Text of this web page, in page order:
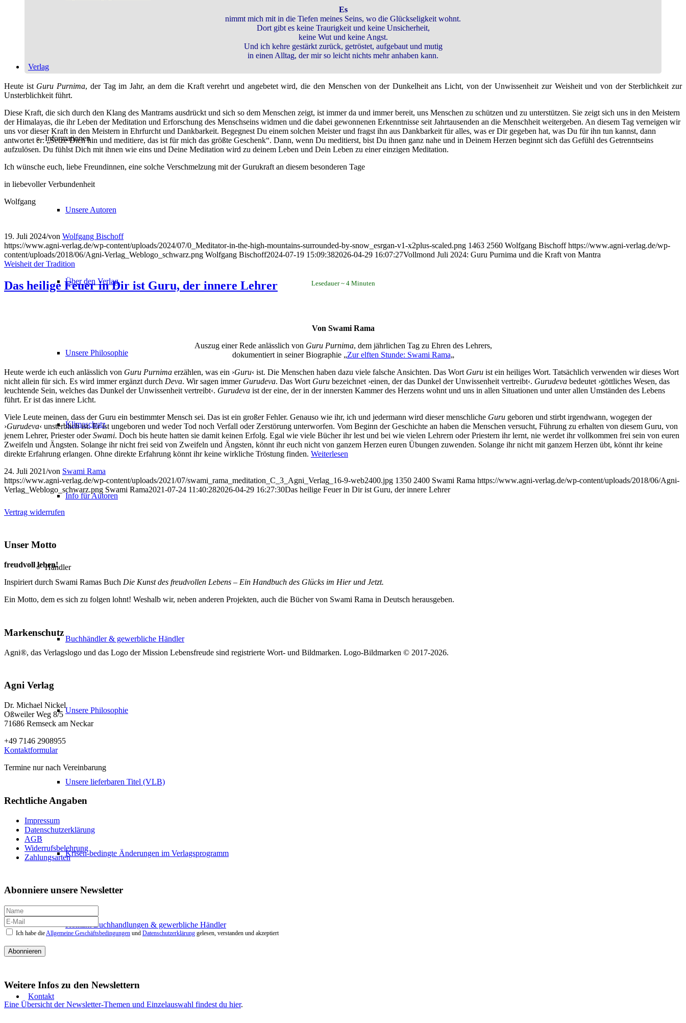
Verlag
Informationen
Unsere Autoren
Über den Verlag
Unsere Philosophie
Klimaschutz
Info für Autoren
Händler
Buchhändler & gewerbliche Händler
Unsere Philosophie
Unsere lieferbaren Titel (VLB)
Krisen-bedingte Änderungen im Verlagsprogramm
Kontakt Buchhandlungen & gewerbliche Händler
Kontakt
Es
nimmt mich mit in die Tiefen meines Seins, wo die Glückseligkeit wohnt.
Dort gibt es keine Traurigkeit und keine Unsicherheit,
keine Wut und keine Angst.
Und ich kehre gestärkt zurück, getröstet, aufgebaut und mutig
in einen Alltag, der mir so leicht nichts mehr anhaben kann.
Heute ist Guru Purnima, der Tag im Jahr, an dem die Kraft verehrt und angebetet wird, die den Menschen von der Dunkelheit ans Licht, von der Unwissenheit zur Weisheit und von der Sterblichkeit zur
Unsterblichkeit führt.
Diese Kraft, die sich durch den Klang des Mantrams ausdrückt und sich so dem Menschen zeigt, ist immer da und immer bereit, uns Menschen zu schützen und zu unterstützen. Sie zeigt sich uns in den Meistern
der Himalayas, die ihr Leben der Meditation und Erforschung des Menschseins widmen und die dabei gewonnenen Erkenntnisse seit Jahrtausenden an die Menschheit weitergeben. An diesem Tag verneigen wir
uns vor dieser Kraft in den Meistern in Ehrfurcht und Dankbarkeit. Begegnest Du einem solchen Meister und fragst ihn aus Dankbarkeit für alles, was er Dir gegeben hat, was Du für ihn tun kannst, dann
antwortet er: „Setze Dich hin und meditiere, das ist für mich das größte Geschenk“. Dann, wenn Du meditierst, bist Du ihnen ganz nahe und in Deinem Herzen beginnt sich das Gefühl des Getrenntseins
aufzulösen. Du fühlst Dich mit ihnen wie eins und Deine Meditation wird zu deinem Leben und Dein Leben zu einer einzigen Meditation.
Ich wünsche euch, liebe Freundinnen, eine solche Verschmelzung mit der Gurukraft an diesem besonderen Tage
in liebevoller Verbundenheit
Wolfgang
19. Juli 2024/von Wolfgang Bischoff
https://www.agni-verlag.de/wp-content/uploads/2024/07/0_Meditator-in-the-high-mountains-surrounded-by-snow_esrgan-v1-x2plus-scaled.png 1463 2560 Wolfgang Bischoff https://www.agni-verlag.de/wp-
content/uploads/2018/06/Agni-Verlag_Weblogo_schwarz.png Wolfgang Bischoff2024-07-19 15:09:382026-04-29 16:07:27Vollmond Juli 2024: Guru Purnima und die Kraft von Mantra
Weisheit der Tradition
Das heilige Feuer in Dir ist Guru, der innere Lehrer Lesedauer 4 Minuten
Von Swami Rama
Auszug einer Rede anlässlich von Guru Purnima, dem jährlichen Tag zu Ehren des Lehrers,
dokumentiert in seiner Biographie „Zur elften Stunde: Swami Rama„
Heute werde ich euch anlässlich von Guru Purnima erzählen, was ein ›Guru‹ ist. Die Menschen haben dazu viele falsche Ansichten. Das Wort Guru ist ein heiliges Wort. Tatsächlich verwenden wir dieses Wort
nicht allein für sich. Es wird immer ergänzt durch Deva. Wir sagen immer Gurudeva. Das Wort Guru bezeichnet ›einen, der das Dunkel der Unwissenheit vertreibt‹. Gurudeva bedeutet ›göttliches Wesen, das
leuchtende Sein, welches das Dunkel der Unwissenheit vertreibt‹. Gurudeva ist der eine, der in der innersten Kammer des Herzens wohnt und uns in allen Situationen und unter allen Umständen des Lebens
führt. Er ist das innere Licht.
Viele Leute meinen, dass der Guru ein bestimmter Mensch sei. Das ist ein großer Fehler. Genauso wie ihr, ich und jedermann wird dieser menschliche Guru geboren und stirbt irgendwann, wogegen der
›Gurudeva‹ unsterblich ist. Er ist ungeboren und weder Tod noch Verfall oder Zerstörung unterworfen. Vom Beginn der Geschichte an haben die Menschen versucht, Führung zu erhalten von diesem Guru, von
jenem Lehrer, Priester oderSwami. Doch bis heute hatten sie damit keinen Erfolg. Egal wie viele Bücher ihr lest und bei wie vielen Lehrern oder Priestern ihr lernt, nie werdet ihr vollkommen frei sein von euren
Zweifeln und Ängsten. Solange ihr nicht frei seid von Zweifeln und Ängsten, könnt ihr euch nicht von ganzem Herzen euren Übungen zuwenden. Solange ihr nicht mit ganzem Herzen übt, könnt ihr keine
direkte Erfahrung erlangen. Ohne direkte Erfahrung könnt ihr keine wirkliche Tröstung finden. Weiterlesen
24. Juli 2021/von Swami Rama
https://www.agni-verlag.de/wp-content/uploads/2021/07/swami_rama_meditation_C_3_Agni_Verlag_16-9-web2400.jpg 1350 2400 Swami Rama https://www.agni-verlag.de/wp-content/uploads/2018/06/Agni-
Verlag_Weblogo_schwarz.png Swami Rama2021-07-24 11:40:282026-04-29 16:27:30Das heilige Feuer in Dir ist Guru, der innere Lehrer
Vertrag widerrufen
Unser Motto
freudvoll leben!
Inspiriert durch Swami Ramas Buch Die Kunst des freudvollen Lebens – Ein Handbuch des Glücks im Hier und Jetzt.
Ein Motto, dem es sich zu folgen lohnt! Weshalb wir, neben anderen Projekten, auch die Bücher von Swami Rama in Deutsch herausgeben.
Markenschutz
Agni®, das Verlagslogo und das Logo der Mission Lebensfreude sind registrierte Wort- und Bildmarken. Logo-Bildmarken © 2017-2026.
Agni Verlag
Dr. Michael Nickel
Oßweiler Weg 8/5
71686 Remseck am Neckar
+49 7146 2908955
Kontaktformular
Termine nur nach Vereinbarung
Rechtliche Angaben
Impressum
Datenschutzerklärung
AGB
Widerrufsbelehrung
Zahlungsarten
Abonniere unsere Newsletter
Ich habe dieAllgemeine Geschäftsbedingungen und Datenschutzerklärung gelesen, verstanden und akzeptiert
Abonnieren
Weitere Infos zu den Newslettern
Eine Übersicht der Newsletter-Themen und Einzelauswahl findest du hier.